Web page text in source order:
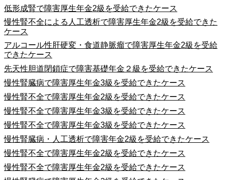
低形成腎で障害厚生年金2級を受給できたケース
慢性腎不全による人工透析で障害厚生年金2級を受給できた
ケース
アルコール性肝硬変・食道静脈瘤で障害厚生年金2級を受給
できたケース
先天性胆道閉鎖症で障害基礎年金２級を受給できたケース
慢性腎臓病で障害厚生年金3級を受給できたケース
慢性腎不全で障害厚生年金2級を受給できたケース
慢性腎不全で障害厚生年金3級を受給できたケース
慢性腎不全で障害厚生年金3級を受給できたケース
慢性腎臓病・人工透析で障害年金2級を受給できたケース
慢性腎不全で障害厚生年金2級を受給できたケース
慢性腎不全で障害厚生年金2級を受給できたケース